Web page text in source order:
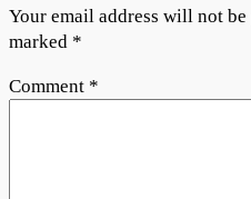
Your email address will not
marked *
Comment *